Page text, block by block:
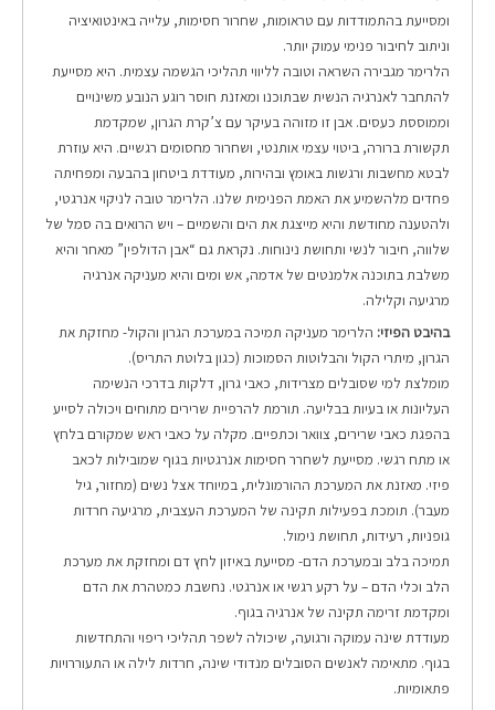
ומסייעת בהתמודדות עם טראומות, שחרור חסימות, עלייה באינטואיציה
וניתוב לחיבור פנימי עמוק יותר.
הלרימר מגבירה השראה וטובה לליווי תהליכי הגשמה עצמית. היא מסייעת
להתחבר לאנרגיה הנשית שבתוכנו ומאזנת חוסר רוגע הנובע משינויים
וממוססת כעסים. אבן זו מזוהה בעיקר עם צ’קרת הגרון, שמקדמת
תקשורת ברורה, ביטוי עצמי אותנטי, ושחרור מחסומים רגשיים. היא עוזרת
לבטא מחשבות ורגשות באומץ ובהירות, מעודדת ביטחון בהבעה ומפחיתה
פחדים מלהשמיע את האמת הפנימית שלנו. הלרימר טובה לניקוי אנרגטי,
ולהטענה מחודשת והיא מייצגת את הים והשמיים – ויש הרואים בה סמל של
שלווה, חיבור לנשי ותחושת נינוחות. נקראת גם “אבן הדולפין” מאחר והיא
משלבת בתוכנה אלמנטים של אדמה, אש ומים והיא מעניקה אנרגיה
מרגיעה וקלילה.
בהיבט הפיזי: הלרימר מעניקה תמיכה במערכת הגרון והקול- מחזקת את
הגרון, מיתרי הקול והבלוטות הסמוכות (כגון בלוטת התריס).
מומלצת למי שסובלים מצרידות, כאבי גרון, דלקות בדרכי הנשימה
העליונות או בעיות בבליעה. תורמת להרפיית שרירים מתוחים ויכולה לסייע
בהפגת כאבי שרירים, צוואר וכתפיים. מקלה על כאבי ראש שמקורם בלחץ
או מתח רגשי. מסייעת לשחרר חסימות אנרגטיות בגוף שמובילות לכאב
פיזי. מאזנת את המערכת ההורמונלית, במיוחד אצל נשים (מחזור, גיל
מעבר). תומכת בפעילות תקינה של המערכת העצבית, מרגיעה חרדות
גופניות, רעידות, תחושת נימול.
תמיכה בלב ובמערכת הדם- מסייעת באיזון לחץ דם ומחזקת את מערכת
הלב וכלי הדם – על רקע רגשי או אנרגטי. נחשבת כמטהרת את הדם
ומקדמת זרימה תקינה של אנרגיה בגוף.
מעודדת שינה עמוקה ורגועה, שיכולה לשפר תהליכי ריפוי והתחדשות
בגוף. מתאימה לאנשים הסובלים מנדודי שינה, חרדות לילה או התעוררויות
פתאומיות.